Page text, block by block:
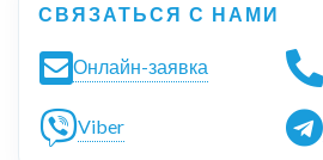
СВЯЗАТЬСЯ С НАМИ
Онлайн-заявка
Viber